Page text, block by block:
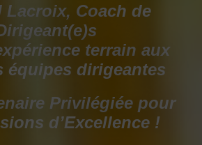
Lacroix, Coach de
terrain aux
équipes dirigeantes
Privilégiée pour
d’Excellence !